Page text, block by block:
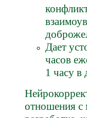
Дает
часов
1 часу в
отношения с